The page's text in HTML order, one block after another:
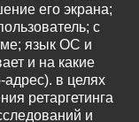
его экрана;
с
язык ОС и
и на какие
адрес). в целях
ретаргетинга
и